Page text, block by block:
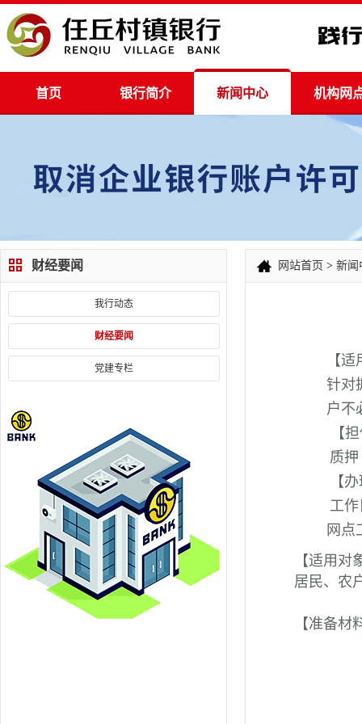
首页 银行简介 新闻中心 机构网
财经要闻
我行动态
财经要闻
党建专栏
网站首页 > 新闻
【
针对
户不
【
质押
【
工作
网点
【适用对
居民、农
【准备材